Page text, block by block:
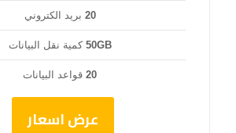
20 بريد الكتروني
50GB كمية نقل البيانات
20 قواعد البيانات
عرض اسعار